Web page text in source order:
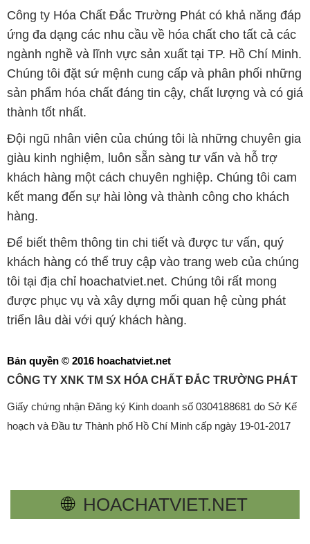
Công ty Hóa Chất Đắc Trường Phát có khả năng đáp
ứng đa dạng các nhu cầu về hóa chất cho tất cả các
ngành nghề và lĩnh vực sản xuất tại TP. Hồ Chí Minh.
Chúng tôi đặt sứ mệnh cung cấp và phân phối những
sản phẩm hóa chất đáng tin cậy, chất lượng và có giá
thành tốt nhất.
Đội ngũ nhân viên của chúng tôi là những chuyên gia
giàu kinh nghiệm, luôn sẵn sàng tư vấn và hỗ trợ
khách hàng một cách chuyên nghiệp. Chúng tôi cam
kết mang đến sự hài lòng và thành công cho khách
hàng.
Để biết thêm thông tin chi tiết và được tư vấn, quý
khách hàng có thể truy cập vào trang web của chúng
tôi tại địa chỉ hoachatviet.net. Chúng tôi rất mong
được phục vụ và xây dựng mối quan hệ cùng phát
triển lâu dài với quý khách hàng.
Bản quyền © 2016 hoachatviet.net
CÔNG TY XNK TM SX HÓA CHẤT ĐẮC TRƯỜNG PHÁT
Giấy chứng nhận Đăng ký Kinh doanh số 0304188681 do Sở Kế
hoạch và Đầu tư Thành phố Hồ Chí Minh cấp ngày 19-01-2017
🌐 HOACHATVIET.NET